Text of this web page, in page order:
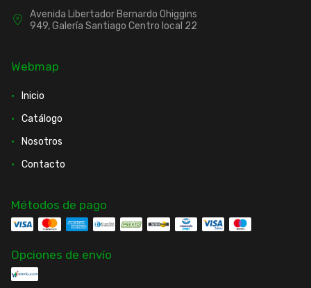
Avenida Libertador Bernardo Ohiggins
949, Galería Santiago Centro local 22
Webmap
Inicio
Catálogo
Nosotros
Contacto
Métodos de pago
Opciones de envío